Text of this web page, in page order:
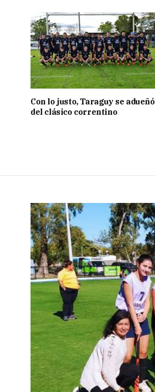
Con lo justo, Taraguy se adueñó
del clásico correntino